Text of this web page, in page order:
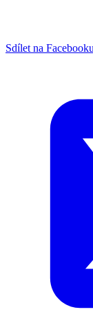
Sdílet na Facebooku